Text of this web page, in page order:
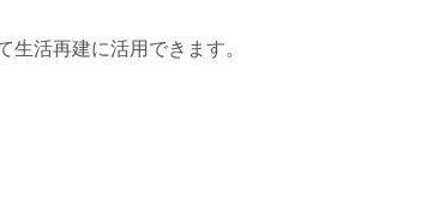
生活再建に活用できます。